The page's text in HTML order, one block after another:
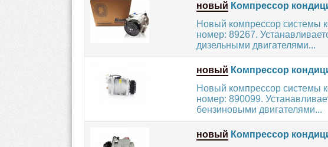
новый Компрессор
Новый компрессор системы
номер: 89267.
дизельными двигателями...
новый Компрессор
Новый компрессор системы
номер: 890099.
бензиновыми двигателями...
новый Компрессор